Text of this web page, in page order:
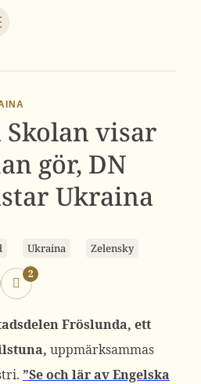
Skolan visar
gör, DN
Ukraina
Ukraina Zelensky
2
Fröslunda, ett
uppmärksammas
”Se och lär av Engelska